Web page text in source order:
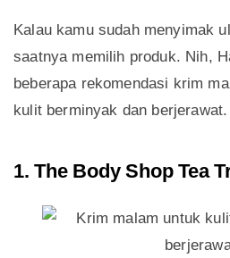
Kalau kamu sudah menyimak
saatnya memilih produk. Nih,
beberapa rekomendasi krim
kulit berminyak dan berjerawat.
1. The Body Shop Tea